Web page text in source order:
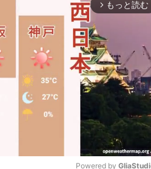
arrow_forward_ios もっと読む
Powered by